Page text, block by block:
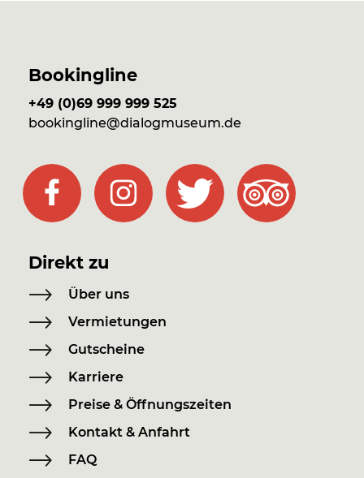
Bookingline
+49 (0)69 999 999 525
bookingline@dialogmuseum.de
Direkt zu
Über uns
Vermietungen
Gutscheine
Karriere
Preise & Öffnungszeiten
Kontakt & Anfahrt
FAQ